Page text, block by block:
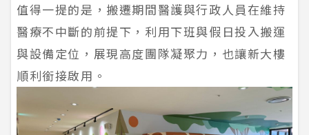
值得一提的是，搬遷期間醫護與行政人員在維持
醫療不中斷的前提下，利用下班與假日投入搬運
與設備定位，展現高度團隊凝聚力，也讓新大樓
順利銜接啟用。